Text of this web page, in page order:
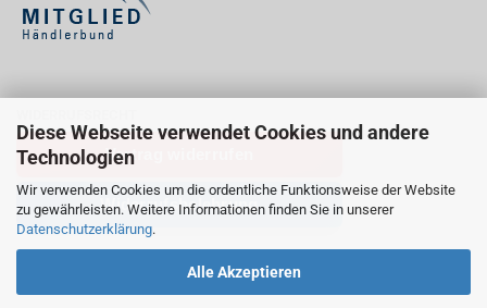
Diese Webseite verwendet Cookies und andere
Technologien
Wir verwenden Cookies um die ordentliche Funktionsweise der Website
zu gewährleisten. Weitere Informationen finden Sie in unserer
Datenschutzerklärung.
Alle Akzeptieren
Vertrag widerrufen
Widerrufsbelehrung